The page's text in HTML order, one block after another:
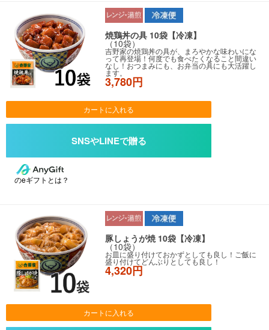
焼鶏丼の具 10袋【冷凍】
（10袋）
吉野家の焼鶏丼の具が、まろやかな味わいにな
って再登場！何度でも食べたくなること間違い
なし！おつまみにも、お弁当の具にも大活躍し
ます。
3,780円
カートに入れる
のeギフトとは？
豚しょうが焼 10袋【冷凍】
（10袋）
お皿に盛り付けておかずとしても良し！ご飯に
盛り付けてどんぶりとしても良し！
4,320円
カートに入れる